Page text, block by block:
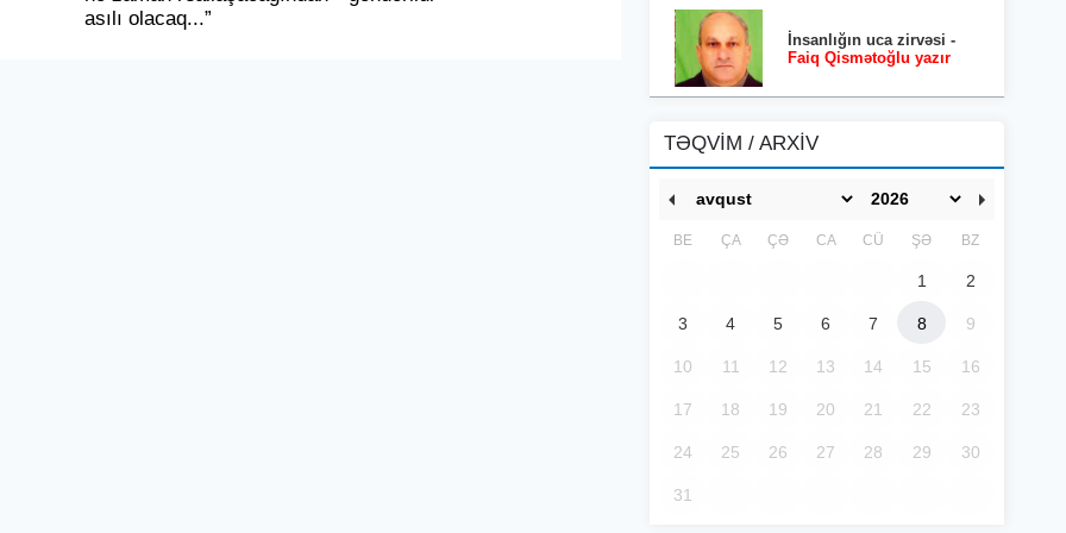
asılı olacaq...”
İnsanlığın uca zirvəsi -
Faiq Qismətoğlu yazır
TƏQVİM / ARXİV
BE ÇA ÇƏ CA CÜ ŞƏ BZ
1 2
3 4 5 6 7 8 9
10 11 12 13 14 15 16
17 18 19 20 21 22 23
24 25 26 27 28 29 30
31